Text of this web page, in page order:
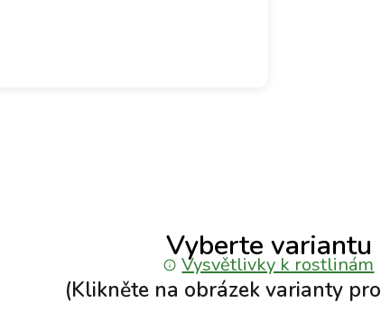
Vyberte variantu
Vysvětlivky k rostlinám
(Klikněte na obrázek varianty pro